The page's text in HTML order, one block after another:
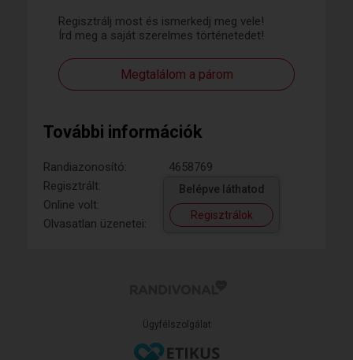
Regisztrálj most és ismerkedj meg vele!
Írd meg a saját szerelmes történetedet!
Megtalálom a párom
További információk
Randiazonosító:
4658769
Regisztrált:
Online volt:
Olvasatlan üzenetei:
Belépve láthatod
Regisztrálok
Ügyfélszolgálat